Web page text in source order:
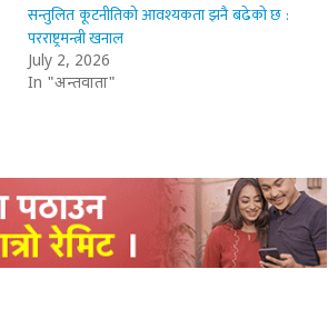
सन्तुलित कूटनीतिको आवश्यकता झनै बढेको छ :
परराष्ट्रमन्त्री खनाल
July 2, 2026
In "अन्तर्वार्ता"